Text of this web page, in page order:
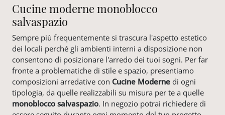
Cucine moderne monoblocco
salvaspazio
Sempre più frequentemente si trascura l'aspetto estetico
dei locali perché gli ambienti interni a disposizione non
consentono di posizionare l'arredo dei tuoi sogni. Per far
fronte a problematiche di stile e spazio, presentiamo
composizioni arredative con Cucine Moderne di ogni
tipologia, da quelle realizzabili su misura per te a quelle
monoblocco salvaspazio. In negozio potrai richiedere di